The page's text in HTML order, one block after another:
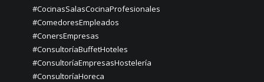
#CocinasSalasCocinaProfesionales
#ComedoresEmpleados
#ConersEmpresas
#ConsultoríaBuffetHoteles
#ConsultoríaEmpresasHostelería
#ConsultoríaHoreca